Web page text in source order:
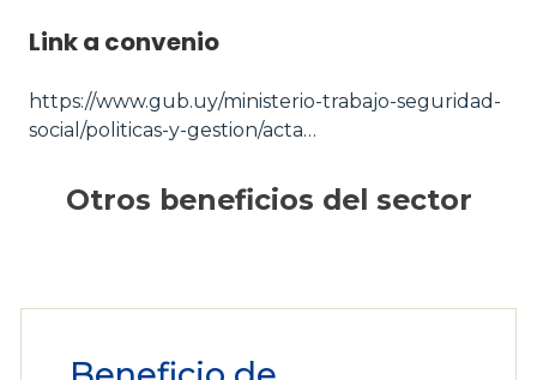
Link a convenio
https://www.gub.uy/ministerio-trabajo-seguridad-
social/politicas-y-gestion/acta…
Otros beneficios del sector